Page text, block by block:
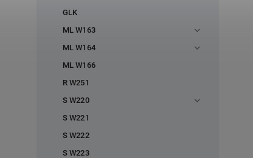
GLK
ML W163
ML W164
ML W166
R W251
S W220
S W221
S W222
S W223